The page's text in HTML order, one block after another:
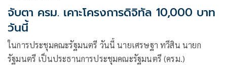
จับตา ครม. เคาะโครงการดิจิทัล 10,000 บาท
วันนี้
ในการประชุมคณะรัฐมนตรี วันนี้ นายเศรษฐา ทวีสิน นายก
รัฐมนตรี เป็นประธานการประชุมคณะรัฐมนตรี (ครม.)